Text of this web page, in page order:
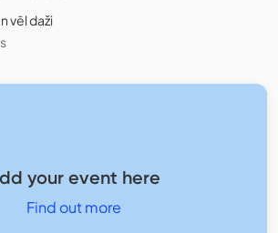
vēl daži
your event here
Find out more